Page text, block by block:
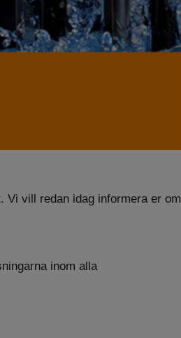
Vi vill redan idag informera er om
inom alla